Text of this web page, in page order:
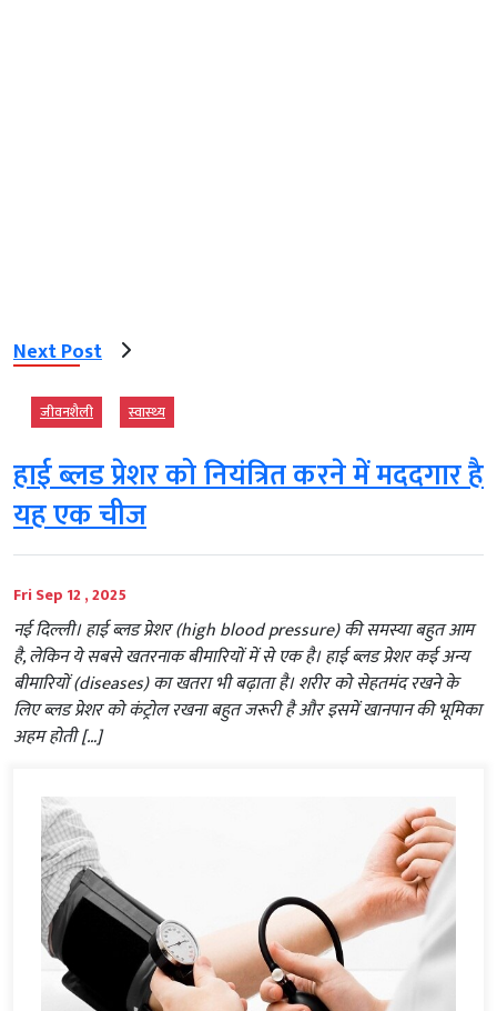
Next Post
जीवनशैली स्‍वास्‍थ्‍य
हाई ब्लड प्रेशर को नियंत्रित करने में मददगार है
यह एक चीज
Fri Sep 12 , 2025
नई दिल्ली। हाई ब्लड प्रेशर (high blood pressure) की समस्या बहुत आम
है, लेकिन ये सबसे खतरनाक बीमारियों में से एक है। हाई ब्लड प्रेशर कई अन्य
बीमारियों (diseases) का खतरा भी बढ़ाता है। शरीर को सेहतमंद रखने के
लिए ब्लड प्रेशर को कंट्रोल रखना बहुत जरूरी है और इसमें खानपान की भूमिका
अहम होती […]